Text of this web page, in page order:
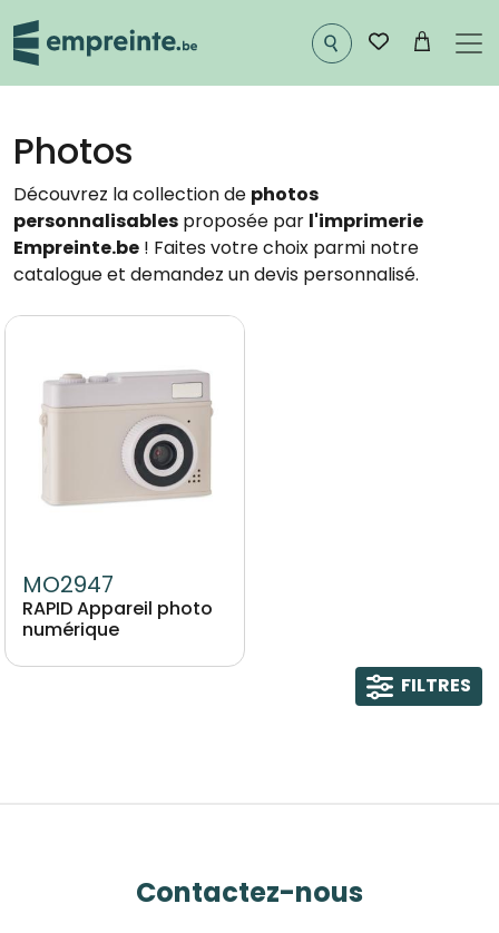
Photos
Découvrez la collection de photos
personnalisables proposée par l'imprimerie
Empreinte.be ! Faites votre choix parmi notre
catalogue et demandez un devis personnalisé.
Image
MO2947
RAPID Appareil photo
numérique
FILTRES
Contactez-nous